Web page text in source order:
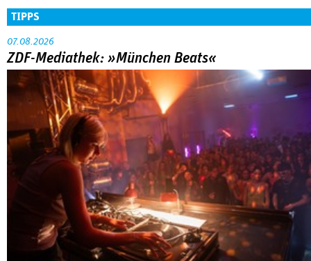
TIPPS
07.08.2026
ZDF-Mediathek: »München Beats«